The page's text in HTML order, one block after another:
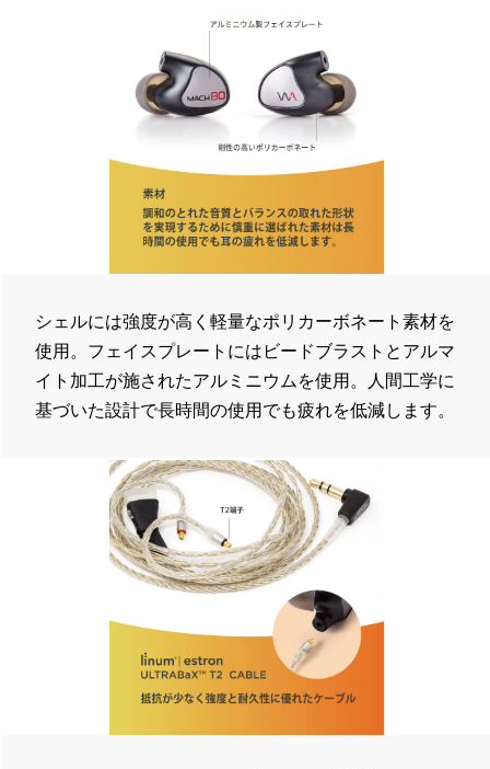
シェルには強度が高く軽量なポリカーボネート素材を
使用。フェイスプレートにはビードブラストとアルマ
イト加工が施されたアルミニウムを使用。人間工学に
基づいた設計で長時間の使用でも疲れを低減します。